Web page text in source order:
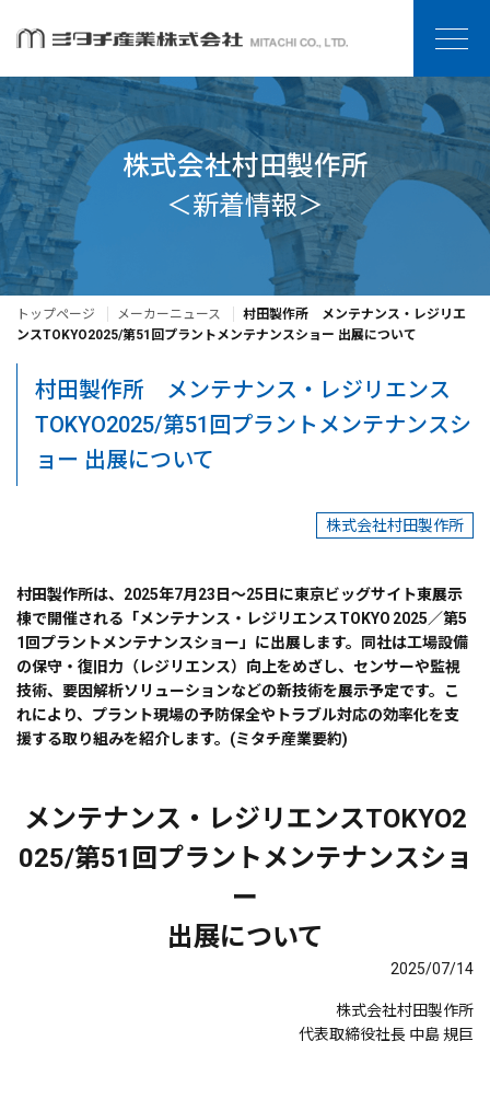
株式会社村田製作所
＜新着情報＞
トップページ メーカーニュース
村田製作所 メンテナンス・レジリエ
ンスTOKYO2025/第51回プラントメンテナンスショー 出展について
村田製作所 メンテナンス・レジリエンス
TOKYO2025/第51回プラントメンテナンスシ
ョー 出展について
株式会社村田製作所
村田製作所は、2025年7月23日～25日に東京ビッグサイト東展示
棟で開催される「メンテナンス・レジリエンス TOKYO 2025／第5
1回プラントメンテナンスショー」に出展します。同社は工場設備
の保守・復旧力（レジリエンス）向上をめざし、センサーや監視
技術、要因解析ソリューションなどの新技術を展示予定です。こ
れにより、プラント現場の予防保全やトラブル対応の効率化を支
援する取り組みを紹介します。(ミタチ産業要約)
メンテナンス・レジリエンスTOKYO2
025/第51回プラントメンテナンスショ
ー
出展について
2025/07/14
株式会社村田製作所
代表取締役社長 中島 規巨